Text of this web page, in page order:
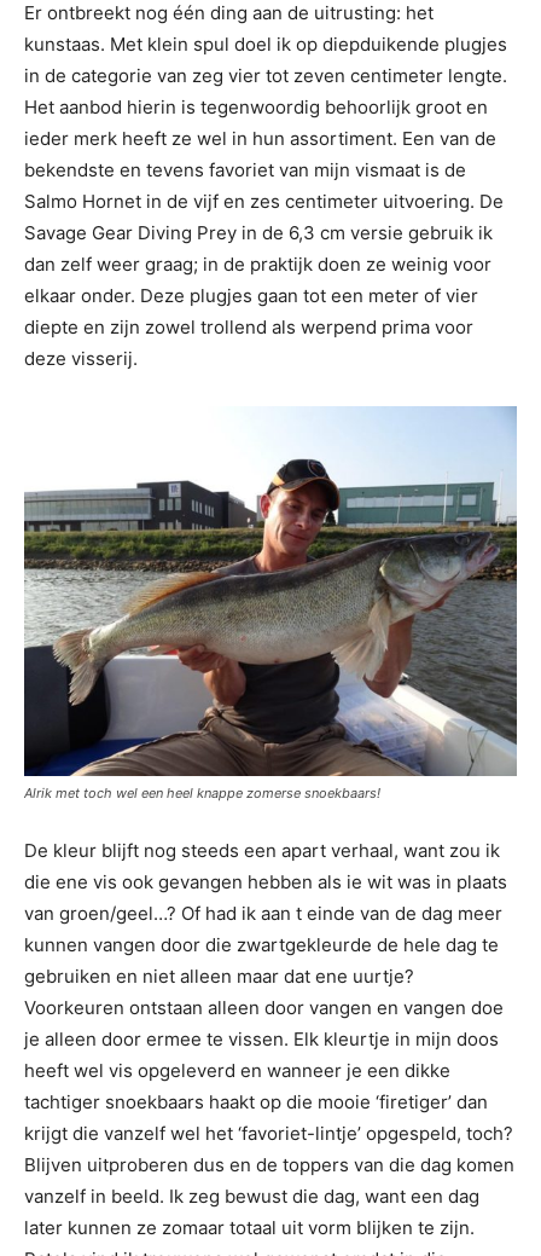
Er ontbreekt nog één ding aan de uitrusting: het
kunstaas. Met klein spul doel ik op diepduikende plugjes
in de categorie van zeg vier tot zeven centimeter lengte.
Het aanbod hierin is tegenwoordig behoorlijk groot en
ieder merk heeft ze wel in hun assortiment. Een van de
bekendste en tevens favoriet van mijn vismaat is de
Salmo Hornet in de vijf en zes centimeter uitvoering. De
Savage Gear Diving Prey in de 6,3 cm versie gebruik ik
dan zelf weer graag; in de praktijk doen ze weinig voor
elkaar onder. Deze plugjes gaan tot een meter of vier
diepte en zijn zowel trollend als werpend prima voor
deze visserij.
Alrik met toch wel een heel knappe zomerse snoekbaars!
De kleur blijft nog steeds een apart verhaal, want zou ik
die ene vis ook gevangen hebben als ie wit was in plaats
van groen/geel…? Of had ik aan t einde van de dag meer
kunnen vangen door die zwartgekleurde de hele dag te
gebruiken en niet alleen maar dat ene uurtje?
Voorkeuren ontstaan alleen door vangen en vangen doe
je alleen door ermee te vissen. Elk kleurtje in mijn doos
heeft wel vis opgeleverd en wanneer je een dikke
tachtiger snoekbaars haakt op die mooie ‘firetiger’ dan
krijgt die vanzelf wel het ‘favoriet-lintje’ opgespeld, toch?
Blijven uitproberen dus en de toppers van die dag komen
vanzelf in beeld. Ik zeg bewust die dag, want een dag
later kunnen ze zomaar totaal uit vorm blijken te zijn.